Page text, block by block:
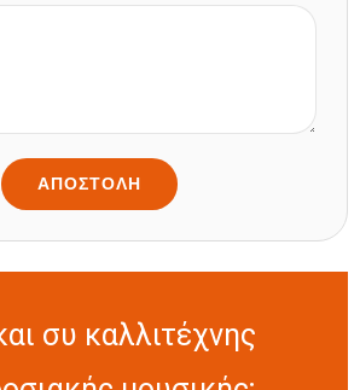
συ καλλιτέχνης